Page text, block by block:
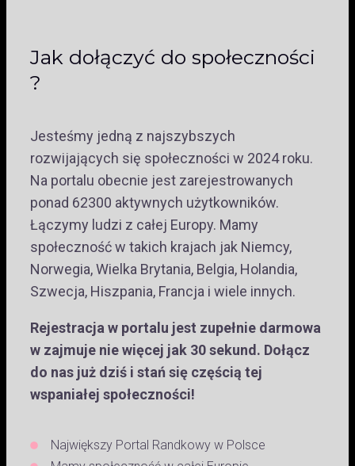
Jak dołączyć do społeczności
?
Jesteśmy jedną z najszybszych
rozwijających się społeczności w 2024 roku.
Na portalu obecnie jest zarejestrowanych
ponad 62300 aktywnych użytkowników.
Łączymy ludzi z całej Europy. Mamy
społeczność w takich krajach jak Niemcy,
Norwegia, Wielka Brytania, Belgia, Holandia,
Szwecja, Hiszpania, Francja i wiele innych.
Rejestracja w portalu jest zupełnie darmowa
w zajmuje nie więcej jak 30 sekund. Dołącz
do nas już dziś i stań się częścią tej
wspaniałej społeczności!
Największy Portal Randkowy w Polsce